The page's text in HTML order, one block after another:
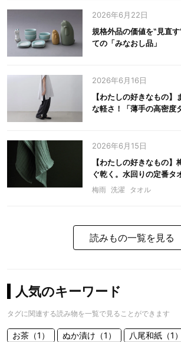
2026年6月22日
規格外品の価値を‟見直
ての「みなおし品」
2026年6月16日
【わたしの好きなもの】
な軽さ！「薄手の高密度
2026年6月15日
【わたしの好きなもの
ぐ乾く。水回りの定番タ
梅雨 洗濯 タオル
読みもの一覧を見る
人気のキーワード
タグに関連する読み物を一覧で見ることができます
お茶（1） ぬか漬け（1） 八尾和紙（1）